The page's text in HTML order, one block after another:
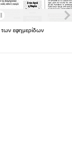
των εφημερίδων